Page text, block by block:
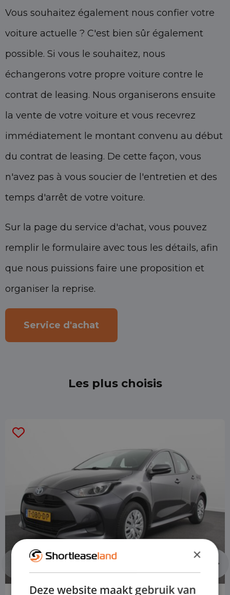
Vous souhaitez également nous confier votre
voiture actuelle ? C'est bien sûr également
possible. Si vous le souhaitez, nous
échangerons votre propre voiture contre le
contrat de leasing. Nous organiserons ensuite
la vente de votre voiture et vous recevrez
immédiatement le montant convenu au début
du contrat de leasing. De cette façon, vous
n'avez pas à vous soucier de l'entretien et des
temps d'arrêt de votre voiture.
Sur la page du service d'achat, vous pouvez
remplir le formulaire avec tous les détails, afin
que nous puissions faire une proposition et
organiser la reprise.
Service d'achat
Les plus choisis
×
Deze website maakt gebruik van